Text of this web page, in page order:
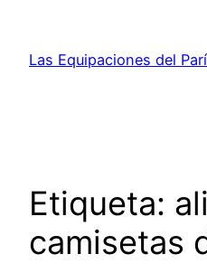
contenido
Las Equipaciones del
Etiqueta:
camisetas